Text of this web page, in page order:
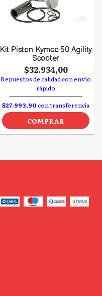
Kit Piston Kymco 50 Agility
Scooter
$32.934,00
Repuestos de calidad con envío
rápido
$27.993,90con transferencia
COMPRAR